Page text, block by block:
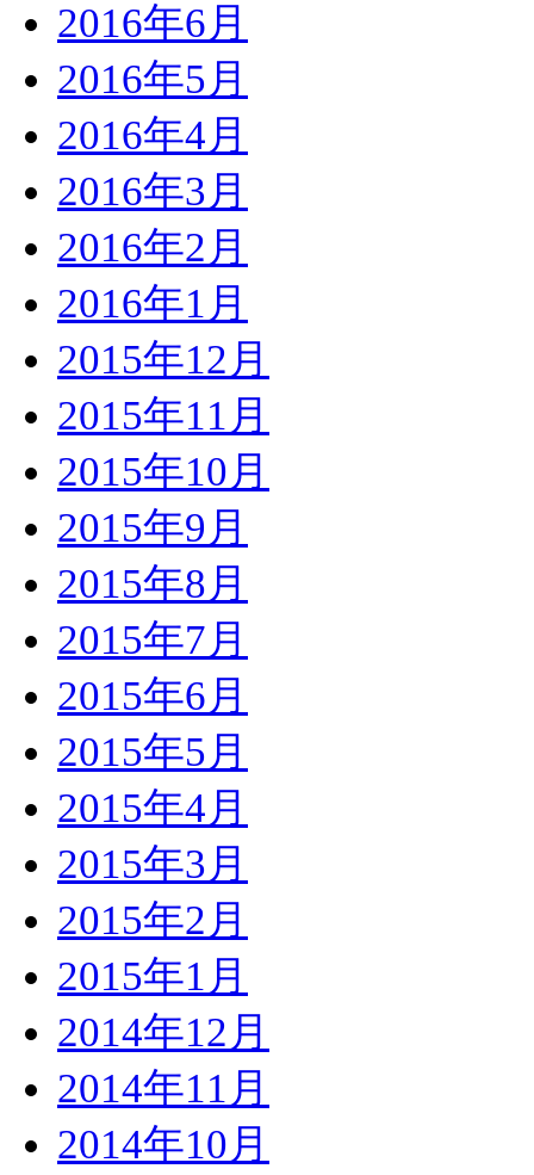
2016年6月
2016年5月
2016年4月
2016年3月
2016年2月
2016年1月
2015年12月
2015年11月
2015年10月
2015年9月
2015年8月
2015年7月
2015年6月
2015年5月
2015年4月
2015年3月
2015年2月
2015年1月
2014年12月
2014年11月
2014年10月